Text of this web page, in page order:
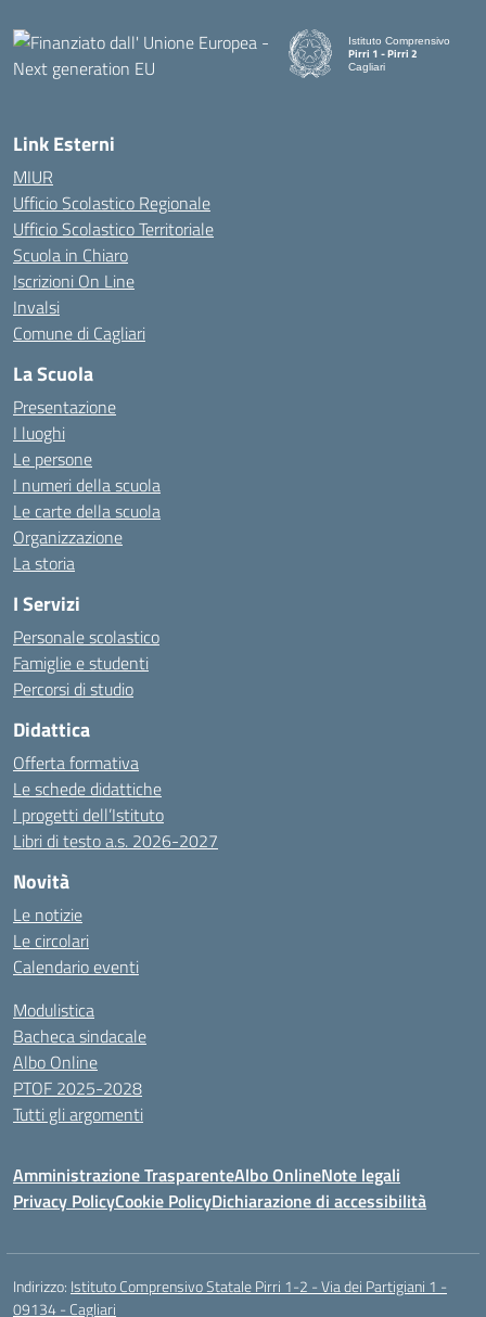
Istituto Comprensivo
Pirri 1 - Pirri 2
Cagliari
Link Esterni
MIUR
Ufficio Scolastico Regionale
Ufficio Scolastico Territoriale
Scuola in Chiaro
Iscrizioni On Line
Invalsi
Comune di Cagliari
La Scuola
Presentazione
I luoghi
Le persone
I numeri della scuola
Le carte della scuola
Organizzazione
La storia
I Servizi
Personale scolastico
Famiglie e studenti
Percorsi di studio
Didattica
Offerta formativa
Le schede didattiche
I progetti dell’Istituto
Libri di testo a.s. 2026-2027
Novità
Le notizie
Le circolari
Calendario eventi
Modulistica
Bacheca sindacale
Albo Online
PTOF 2025-2028
Tutti gli argomenti
Amministrazione TrasparenteAlbo OnlineNote legali
Privacy PolicyCookie PolicyDichiarazione di accessibilità
Indirizzo: Istituto Comprensivo Statale Pirri 1-2 - Via dei Partigiani 1 -
09134 - Cagliari